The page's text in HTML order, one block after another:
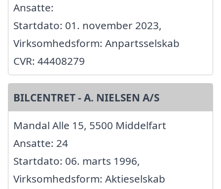
Ansatte:
Startdato: 01. november 2023,
Virksomhedsform: Anpartsselskab
CVR: 44408279
BILCENTRET - A. NIELSEN A/S
Mandal Alle 15, 5500 Middelfart
Ansatte: 24
Startdato: 06. marts 1996,
Virksomhedsform: Aktieselskab